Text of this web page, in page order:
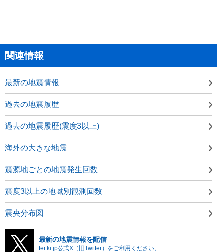
関連情報
最新の地震情報
過去の地震履歴
過去の地震履歴(震度3以上)
海外の大きな地震
震源地ごとの地震発生回数
震度3以上の地域別観測回数
震央分布図
最新の地震情報を配信
tenki.jp公式X（旧Twitter）をご利用ください。